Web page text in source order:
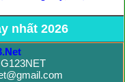
nhất 2026